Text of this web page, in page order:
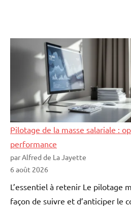
Pilotage de la masse salariale :
performance
par Alfred de La Jayette
6 août 2026
L’essentiel à retenir Le pilotage
façon de suivre et d’anticiper le